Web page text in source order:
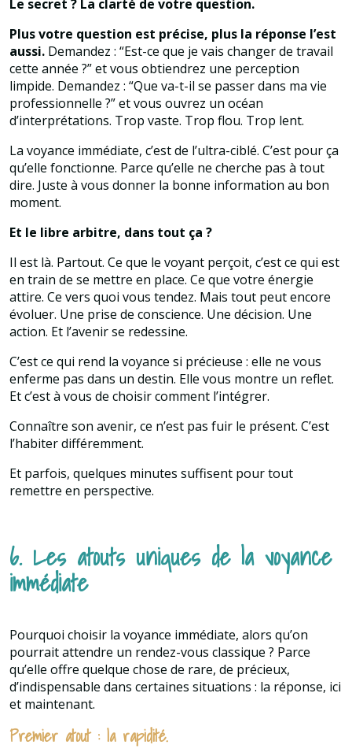
Le secret ? La clarté de votre question.
Plus votre question est précise, plus la réponse l’est
aussi. Demandez : “Est-ce que je vais changer de travail
cette année ?” et vous obtiendrez une perception
limpide. Demandez : “Que va-t-il se passer dans ma vie
professionnelle ?” et vous ouvrez un océan
d’interprétations. Trop vaste. Trop flou. Trop lent.
La voyance immédiate, c’est de l’ultra-ciblé. C’est pour ça
qu’elle fonctionne. Parce qu’elle ne cherche pas à tout
dire. Juste à vous donner la bonne information au bon
moment.
Et le libre arbitre, dans tout ça ?
Il est là. Partout. Ce que le voyant perçoit, c’est ce qui est
en train de se mettre en place. Ce que votre énergie
attire. Ce vers quoi vous tendez. Mais tout peut encore
évoluer. Une prise de conscience. Une décision. Une
action. Et l’avenir se redessine.
C’est ce qui rend la voyance si précieuse : elle ne vous
enferme pas dans un destin. Elle vous montre un reflet.
Et c’est à vous de choisir comment l’intégrer.
Connaître son avenir, ce n’est pas fuir le présent. C’est
l’habiter différemment.
Et parfois, quelques minutes suffisent pour tout
remettre en perspective.
6. Les atouts uniques de la voyance
immédiate
Pourquoi choisir la voyance immédiate, alors qu’on
pourrait attendre un rendez-vous classique ? Parce
qu’elle offre quelque chose de rare, de précieux,
d’indispensable dans certaines situations : la réponse, ici
et maintenant.
Premier atout : la rapidité.